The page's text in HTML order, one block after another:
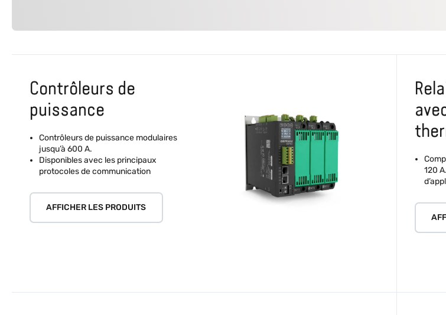
Contrôleurs de
puissance
Contrôleurs de puissance modulaires
jusqu’à 600 A.
Disponibles avec les principaux
protocoles de communication
AFFICHER LES PRODUITS
120